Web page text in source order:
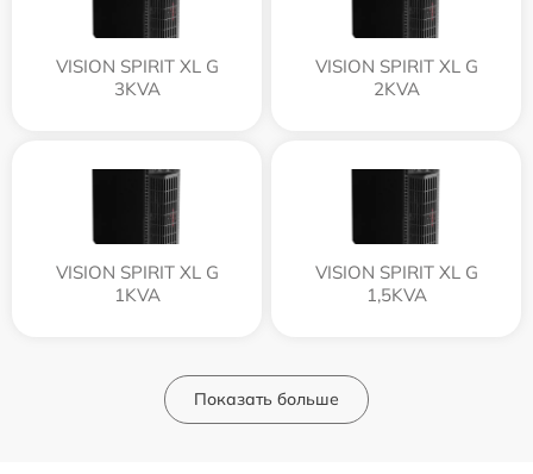
VISION SPIRIT XL G
3KVA
VISION SPIRIT XL G
2KVA
VISION SPIRIT XL G
1KVA
VISION SPIRIT XL G
1,5KVA
Показать больше